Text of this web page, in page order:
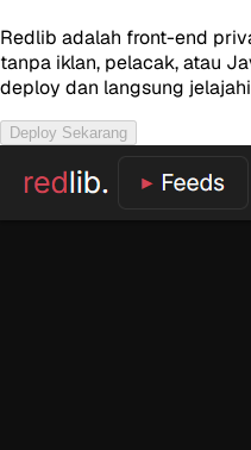
Redlib adalah front-end
tanpa iklan, pelacak, atau
deploy dan langsung
Deploy Sekarang